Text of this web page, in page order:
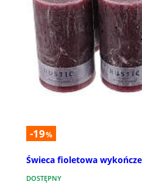
-19%
Świeca fioletowa
DOSTĘPNY